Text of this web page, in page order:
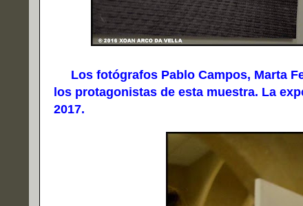
Los fotógrafos Pablo Campos, Marta
los protagonistas de esta muestra. La
2017.